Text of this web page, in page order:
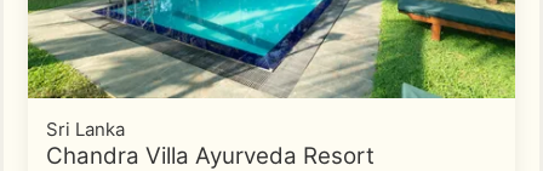
Sri Lanka
Chandra Villa Ayurveda Resort